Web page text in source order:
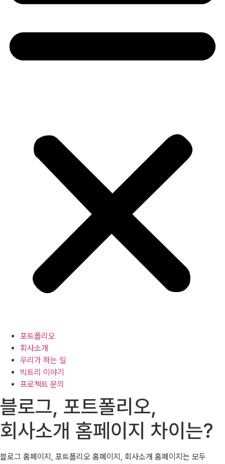
포트폴리오
회사소개
우리가 하는 일
빅트리 이야기
프로젝트 문의
블로그, 포트폴리오,
회사소개 홈페이지 차이는?
블로그 홈페이지, 포트폴리오 홈페이지, 회사소개 홈페이지는 모두